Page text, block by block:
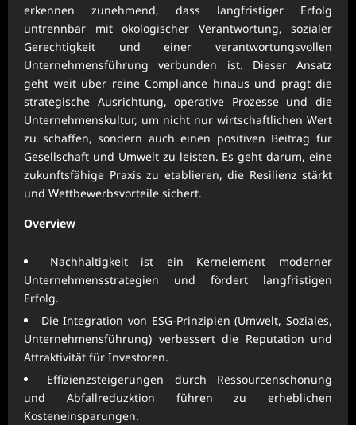
erkennen zunehmend, dass langfristiger Erfolg
untrennbar mit ökologischer Verantwortung, sozialer
Gerechtigkeit und einer verantwortungsvollen
Unternehmensführung verbunden ist. Dieser Ansatz
geht weit über reine Compliance hinaus und prägt die
strategische Ausrichtung, operative Prozesse und die
Unternehmenskultur, um nicht nur wirtschaftlichen Wert
zu schaffen, sondern auch einen positiven Beitrag für
Gesellschaft und Umwelt zu leisten. Es geht darum, eine
zukunftsfähige Praxis zu etablieren, die Resilienz stärkt
und Wettbewerbsvorteile sichert.
Overview
Nachhaltigkeit ist ein Kernelement moderner
Unternehmensstrategien und fördert langfristigen
Erfolg.
Die Integration von ESG-Prinzipien (Umwelt, Soziales,
Unternehmensführung) verbessert die Reputation und
Attraktivität für Investoren.
Effizienzsteigerungen durch Ressourcenschonung
und Abfallreduzktion führen zu erheblichen
Kosteneinsparungen.